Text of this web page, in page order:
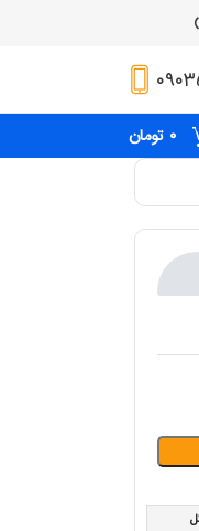
۰ تومان